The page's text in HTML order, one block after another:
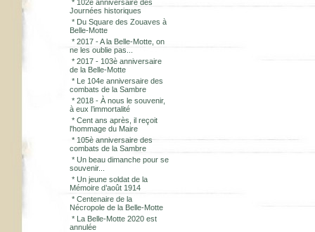
* 102e anniversaire des
Journées historiques
* Du Square des Zouaves à
Belle-Motte
* 2017 - A la Belle-Motte, on
ne les oublie pas...
* 2017 - 103è anniversaire
de la Belle-Motte
* Le 104e anniversaire des
combats de la Sambre
* 2018 - À nous le souvenir,
à eux l’immortalité
* Cent ans après, il reçoit
l'hommage du Maire
* 105è anniversaire des
combats de la Sambre
* Un beau dimanche pour se
souvenir...
* Un jeune soldat de la
Mémoire d’août 1914
* Centenaire de la
Nécropole de la Belle-Motte
* La Belle-Motte 2020 est
annulée